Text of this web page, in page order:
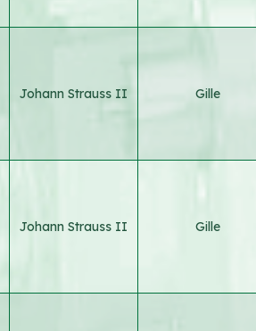
Johann Strauss II Gille
Johann Strauss II Gille